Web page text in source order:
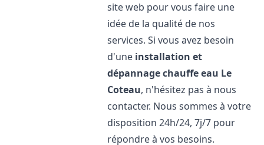
site web pour vous faire une
idée de la qualité de nos
services. Si vous avez besoin
d'une installation et
dépannage chauffe eau Le
Coteau, n'hésitez pas à nous
contacter. Nous sommes à votre
disposition 24h/24, 7j/7 pour
répondre à vos besoins.